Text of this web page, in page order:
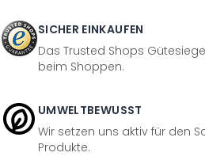
SICHER EINKAUFEN
Das Trusted Shops
beim Shoppen.
UMWELTBEWUSST
Wir setzen uns aktiv für den
Produkte.